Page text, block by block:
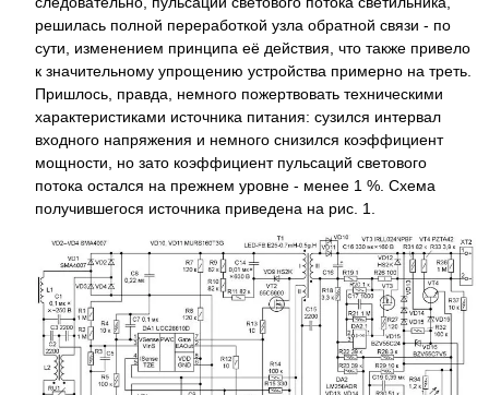
решилась полной переработкой узла обратной связи - по
сути, изменением принципа её действия, что также привело
к значительному упрощению устройства примерно на треть.
Пришлось, правда, немного пожертвовать техническими
характеристиками источника питания: сузился интервал
входного напряжения и немного снизился коэффициент
мощности, но зато коэффициент пульсаций светового
потока остался на прежнем уровне - менее 1 %. Схема
получившегося источника приведена на рис. 1.